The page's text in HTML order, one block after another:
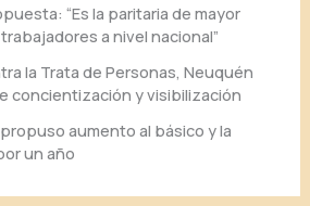
“Es la paritaria de mayor
a nivel nacional”
la Trata de Personas, Neuquén
concientización y visibilización
aumento al básico y la
un año